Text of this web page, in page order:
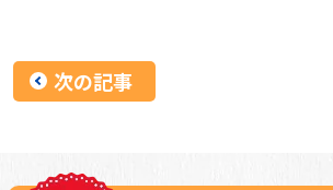
次の記事